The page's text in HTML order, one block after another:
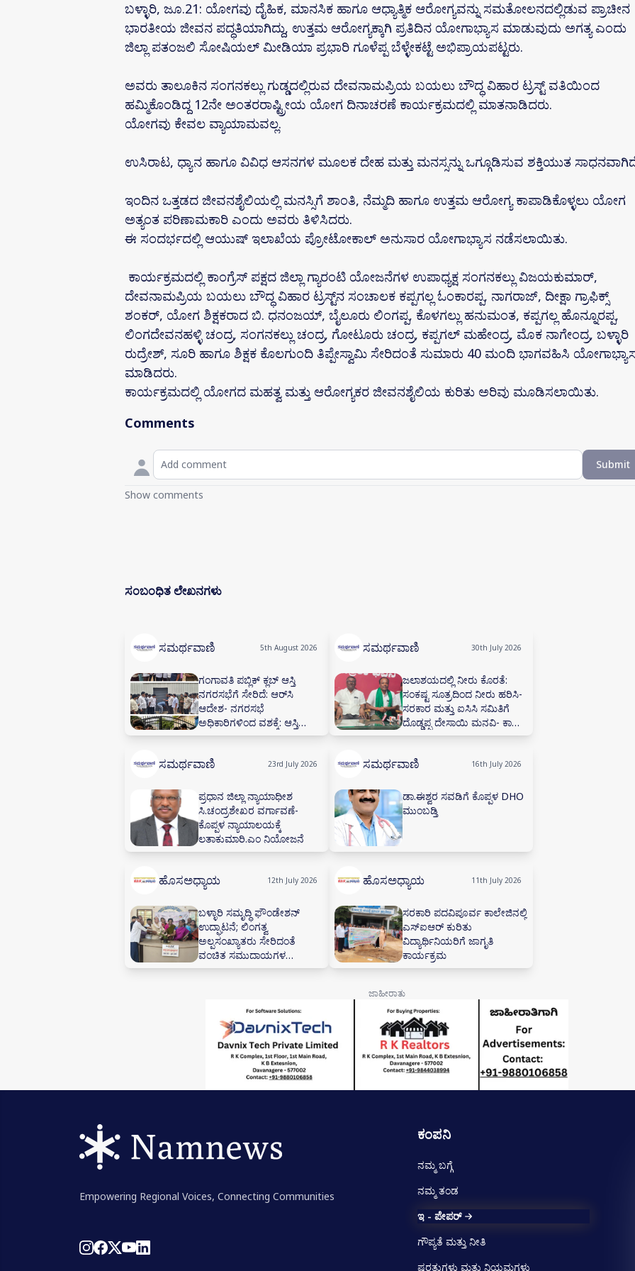
ಬಳ್ಳಾರಿ, ಜೂ.21: ಯೋಗವು ದೈಹಿಕ, ಮಾನಸಿಕ ಹಾಗೂ ಆಧ್ಯಾತ್ಮಿಕ ಆರೋಗ್ಯವನ್ನು ಸಮತೋಲನದಲ್ಲಿಡುವ ಪ್ರಾಚೀನ
ಭಾರತೀಯ ಜೀವನ ಪದ್ಧತಿಯಾಗಿದ್ದು, ಉತ್ತಮ ಆರೋಗ್ಯಕ್ಕಾಗಿ ಪ್ರತಿದಿನ ಯೋಗಾಭ್ಯಾಸ ಮಾಡುವುದು ಅಗತ್ಯ ಎಂದು
ಜಿಲ್ಲಾ ಪತಂಜಲಿ ಸೋಷಿಯಲ್ ಮೀಡಿಯಾ ಪ್ರಭಾರಿ ಗೂಳೆಪ್ಪ ಬೆಳ್ಳೇಕಟ್ಟೆ ಅಭಿಪ್ರಾಯಪಟ್ಟರು.
ಅವರು ತಾಲೂಕಿನ ಸಂಗನಕಲ್ಲು ಗುಡ್ಡದಲ್ಲಿರುವ ದೇವನಾಮಪ್ರಿಯ ಬಯಲು ಬೌದ್ಧ ವಿಹಾರ ಟ್ರಸ್ಟ್ ವತಿಯಿಂದ
ಹಮ್ಮಿಕೊಂಡಿದ್ದ 12ನೇ ಅಂತರರಾಷ್ಟ್ರೀಯ ಯೋಗ ದಿನಾಚರಣೆ ಕಾರ್ಯಕ್ರಮದಲ್ಲಿ ಮಾತನಾಡಿದರು.
ಯೋಗವು ಕೇವಲ ವ್ಯಾಯಾಮವಲ್ಲ.
ಉಸಿರಾಟ, ಧ್ಯಾನ ಹಾಗೂ ವಿವಿಧ ಆಸನಗಳ ಮೂಲಕ ದೇಹ ಮತ್ತು ಮನಸ್ಸನ್ನು ಒಗ್ಗೂಡಿಸುವ ಶಕ್ತಿಯುತ
ಇಂದಿನ ಒತ್ತಡದ ಜೀವನಶೈಲಿಯಲ್ಲಿ ಮನಸ್ಸಿಗೆ ಶಾಂತಿ, ನೆಮ್ಮದಿ ಹಾಗೂ ಉತ್ತಮ ಆರೋಗ್ಯ ಕಾಪಾಡಿಕೊಳ್ಳಲು ಯೋಗ
ಅತ್ಯಂತ ಪರಿಣಾಮಕಾರಿ ಎಂದು ಅವರು ತಿಳಿಸಿದರು.
ಈ ಸಂದರ್ಭದಲ್ಲಿ ಆಯುಷ್ ಇಲಾಖೆಯ ಪ್ರೋಟೋಕಾಲ್ ಅನುಸಾರ ಯೋಗಾಭ್ಯಾಸ ನಡೆಸಲಾಯಿತು.
ಕಾರ್ಯಕ್ರಮದಲ್ಲಿ ಕಾಂಗ್ರೆಸ್ ಪಕ್ಷದ ಜಿಲ್ಲಾ ಗ್ಯಾರಂಟಿ ಯೋಜನೆಗಳ ಉಪಾಧ್ಯಕ್ಷ ಸಂಗನಕಲ್ಲು ವಿಜಯಕುಮಾರ್,
ದೇವನಾಮಪ್ರಿಯ ಬಯಲು ಬೌದ್ಧ ವಿಹಾರ ಟ್ರಸ್ಟ್‌ನ ಸಂಚಾಲಕ ಕಪ್ಪಗಲ್ಲ ಓಂಕಾರಪ್ಪ, ನಾಗರಾಜ್, ದೀಕ್ಷಾ ಗ್ರಾಫಿಕ್ಸ್
ಶಂಕರ್, ಯೋಗ ಶಿಕ್ಷಕರಾದ ಬಿ. ಧನಂಜಯ್, ಬೈಲೂರು ಲಿಂಗಪ್ಪ, ಕೊಳಗಲ್ಲು ಹನುಮಂತ, ಕಪ್ಪಗಲ್ಲ ಹೊನ್ನೂರಪ್ಪ,
ಲಿಂಗದೇವನಹಳ್ಳಿ ಚಂದ್ರ, ಸಂಗನಕಲ್ಲು ಚಂದ್ರ, ಗೋಟೂರು ಚಂದ್ರ, ಕಪ್ಪಗಲ್ ಮಹೇಂದ್ರ, ಮೊಕ ನಾಗೇಂದ್ರ, ಬಳ್ಳಾರಿ
ರುದ್ರೇಶ್, ಸೂರಿ ಹಾಗೂ ಶಿಕ್ಷಕ ಕೊಲಗುಂದಿ ತಿಪ್ಪೇಸ್ವಾಮಿ ಸೇರಿದಂತೆ ಸುಮಾರು 40 ಮಂದಿ ಭಾಗವಹಿಸಿ
ಮಾಡಿದರು.
ಕಾರ್ಯಕ್ರಮದಲ್ಲಿ ಯೋಗದ ಮಹತ್ವ ಮತ್ತು ಆರೋಗ್ಯಕರ ಜೀವನಶೈಲಿಯ ಕುರಿತು ಅರಿವು ಮೂಡಿಸಲಾಯಿತು.
Comments
Submit
Show comments
ಸಂಬಂಧಿತ ಲೇಖನಗಳು
ಸಮರ್ಥವಾಣಿ 5th August 2026
ಗಂಗಾವತಿ ಪಬ್ಲಿಕ್ ಕ್ಲಬ್ ಆಸ್ತಿ
ನಗರಸಭೆಗೆ ಸೇರಿದೆ: ಆರ್‌ಸಿ
ಆದೇಶ- ನಗರಸಭೆ
ಅಧಿಕಾರಿಗಳಿಂದ ವಶಕ್ಕೆ: ಆಸ್ತಿ
ಮುಟ್ಟುಗೋಲು- 60 ವರ್ಷಗಳ
ಮತ್ತು ಮಳಿಗೆಗಳಿಗೆ ಬೀಗ
ಸಮರ್ಥವಾಣಿ 30th July 2026
ಜಲಾಶಯದಲ್ಲಿ ನೀರು ಕೊರತೆ:
ಸಂಕಷ್ಟ ಸೂತ್ರದಿಂದ ನೀರು ಹರಿಸಿ-
ಸರಕಾರ ಮತ್ತು ಐಸಿಸಿ ಸಮಿತಿಗೆ
ದೊಡ್ಡಪ್ಪ ದೇಸಾಯಿ ಮನವಿ- ಕಾಡಾ
ಕಚೇರಿಯಲ್ಲಿ ನೀರಾವರಿ ಸಲಹಾ
ಸಮರ್ಥವಾಣಿ 23rd July 2026
ಪ್ರಧಾನ ಜಿಲ್ಲಾ ನ್ಯಾಯಾಧೀಶ
ಸಿ.ಚಂದ್ರಶೇಖರ ವರ್ಗಾವಣೆ-
ಕೊಪ್ಪಳ ನ್ಯಾಯಾಲಯಕ್ಕೆ
ಲತಾಕುಮಾರಿ.ಎಂ ನಿಯೋಜನೆ
ಸಮರ್ಥವಾಣಿ 16th July 2026
ಡಾ.ಈಶ್ವರ ಸವಡಿಗೆ ಕೊಪ್ಪಳ DHO
ಮುಂಬಡ್ತಿ
ಹೊಸಅಧ್ಯಾಯ 12th July 2026
ಬಳ್ಳಾರಿ ಸಮೃದ್ಧಿ ಫೌಂಡೇಶನ್
ಉದ್ಘಾಟನೆ; ಲಿಂಗತ್ವ
ಅಲ್ಪಸಂಖ್ಯಾತರು ಸೇರಿದಂತೆ
ವಂಚಿತ ಸಮುದಾಯಗಳ
ಸಬಲೀಕರಣಕ್ಕೆ ಸಂಕಲ್ಪ
ಹೊಸಅಧ್ಯಾಯ 11th July 2026
ಸರಕಾರಿ ಪದವಿಪೂರ್ವ ಕಾಲೇಜಿನಲ್ಲಿ
ಎಸ್‌ಐಆರ್ ಕುರಿತು
ವಿದ್ಯಾರ್ಥಿನಿಯರಿಗೆ ಜಾಗೃತಿ
ಕಾರ್ಯಕ್ರಮ
Empowering Regional Voices, Connecting Communities
ಕಂಪನಿ
ನಮ್ಮ ಬಗ್ಗೆ
ನಮ್ಮ ತಂಡ
ಇ - ಪೇಪರ್
ಗೌಪ್ಯತೆ ಮತ್ತು ನೀತಿ
ಷರತ್ತುಗಳು ಮತ್ತು ನಿಯಮಗಳು